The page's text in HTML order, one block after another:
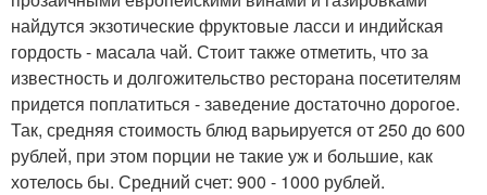
найдутся экзотические фруктовые ласси и индийская
гордость - масала чай. Стоит также отметить, что за
известность и долгожительство ресторана посетителям
придется поплатиться - заведение достаточно дорогое.
Так, средняя стоимость блюд варьируется от 250 до 600
рублей, при этом порции не такие уж и большие, как
хотелось бы. Средний счет: 900 - 1000 рублей.